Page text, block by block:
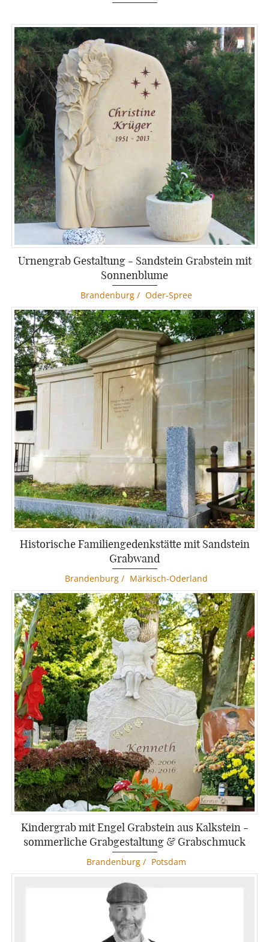
Urnengrab Gestaltung - Sandstein Grabstein mit
Sonnenblume
Brandenburg/ Oder-Spree
Historische Familiengedenkstätte mit Sandstein
Grabwand
Brandenburg/ Märkisch-Oderland
Kindergrab mit Engel Grabstein aus Kalkstein -
sommerliche Grabgestaltung & Grabschmuck
Brandenburg/ Potsdam